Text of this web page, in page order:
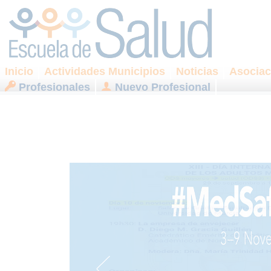
Inicio Actividades Municipios Noticias
Profesionales
Nuevo Profesional